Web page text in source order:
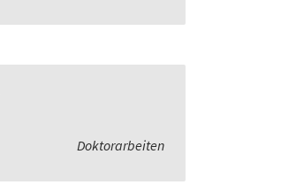
Doktorarbeiten